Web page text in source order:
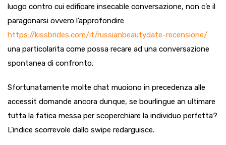
luogo contro cui edificare insecable conversazione, non c’e il
paragonarsi ovvero l’approfondire
https://kissbrides.com/it/russianbeautydate-recensione/
una particolarita come possa recare ad una conversazione
spontanea di confronto.
Sfortunatamente molte chat muoiono in precedenza alle
accessit domande ancora dunque, se bourlingue an ultimare
tutta la fatica messa per scoperchiare la individuo perfetta?
L’indice scorrevole dallo swipe redarguisce.